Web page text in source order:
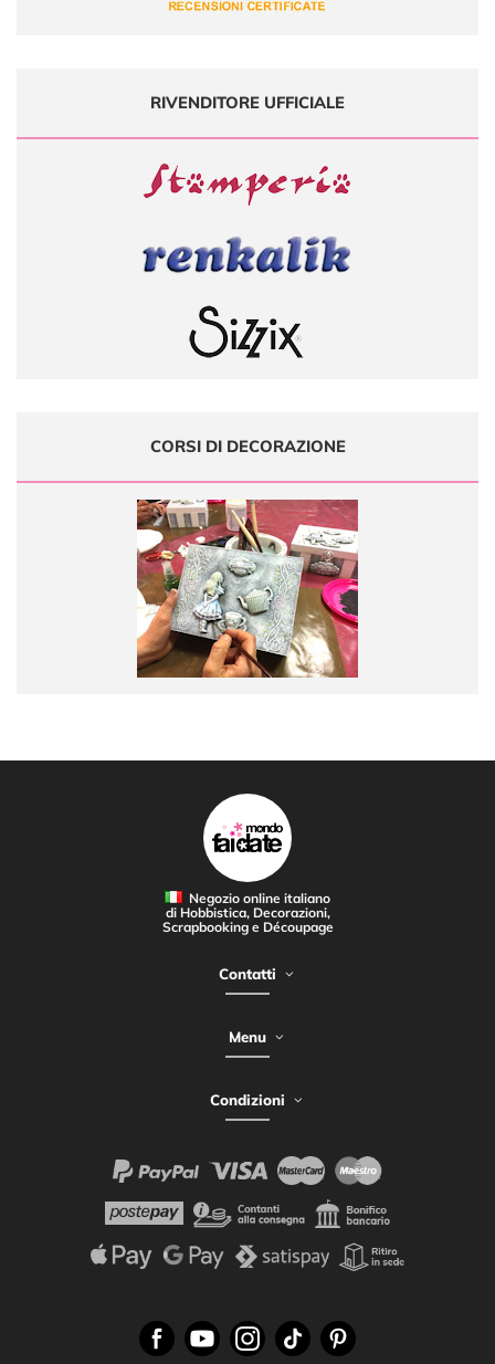
RIVENDITORE UFFICIALE
CORSI DI DECORAZIONE
Negozio online italiano
di Hobbistica, Decorazioni,
Scrapbooking e Découpage
Contatti
Menu
Condizioni